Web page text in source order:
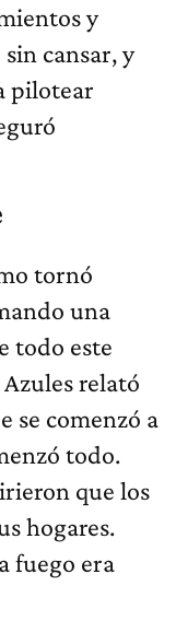
y
cansar, y
pilotear
tornó
una
todo este
relató
se comenzó a
todo.
que los
hogares.
fuego era